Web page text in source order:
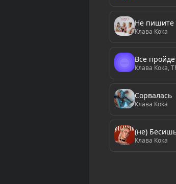
Не
Клава Кока
Все
Клава Кока,
Сорвалась
Клава Кока
(не)
Клава Кока